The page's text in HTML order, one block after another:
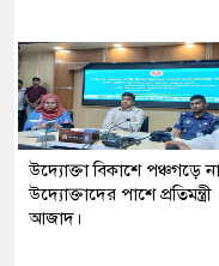
উদ্যোক্তা বিকাশে পঞ্চগড়ে
উদ্যোক্তাদের পাশে প্রতিমন্ত্রী
আজাদ।